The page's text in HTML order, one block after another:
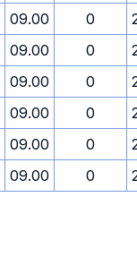
09.00 0
09.00 0
09.00 0
09.00 0
09.00 0
09.00 0